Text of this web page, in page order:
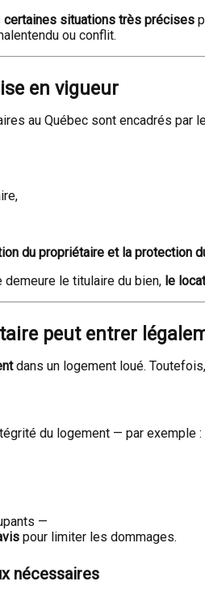
certaines situations très précises
ou conflit.
en vigueur
au Québec sont encadrés par
du propriétaire et la protection
demeure le titulaire du bien, le
peut entrer
dans un logement loué.
du logement — par exemple :
—
pour limiter les dommages.
nécessaires